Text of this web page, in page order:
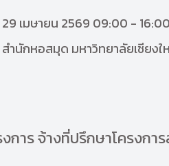
29 เมษายน 2569 09:00 -
สำนักหอสมุด มหาวิทยาลัยเชียงใ
งการ จ้างที่ปรึกษาโครงก